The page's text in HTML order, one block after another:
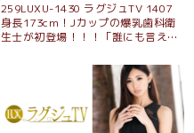
259LUXU-1430 ラグジュTV 1407
身長173cm！Jカップの爆乳歯科衛
生士が初登場！！！「誰にも言えな
をする為に生まれてきたかのような
淫乱美女が軟乳を暴れさせながら淫
らに悶える濃厚セックス！！